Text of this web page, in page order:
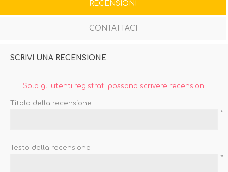
RECENSIONI
CONTATTACI
SCRIVI UNA RECENSIONE
Solo gli utenti registrati possono scrivere recensioni
Titolo della recensione:
*
Testo della recensione:
*